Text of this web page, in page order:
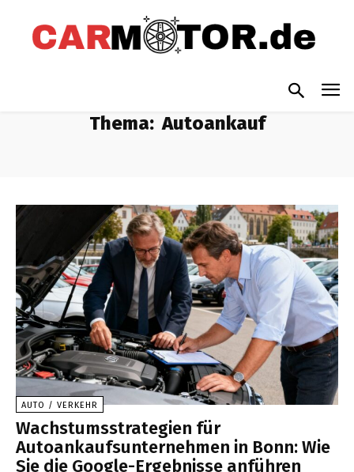
Thema: Autoankauf
AUTO / VERKEHR
Wachstumsstrategien für
Autoankaufsunternehmen in Bonn: Wie
Sie die Google-Ergebnisse anführen